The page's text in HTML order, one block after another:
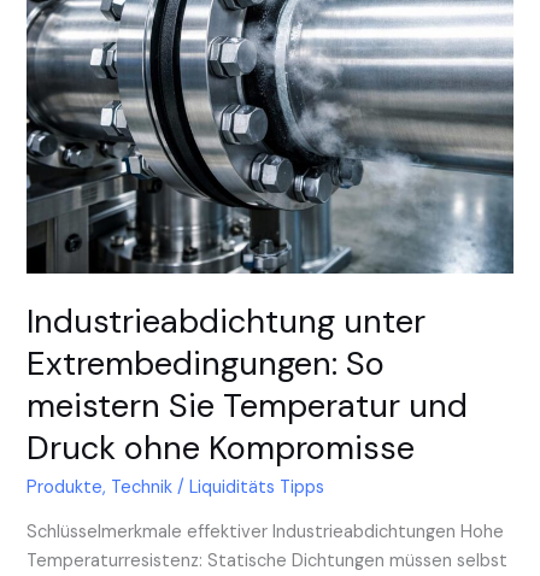
Industrieabdichtung unter
Extrembedingungen: So
meistern Sie Temperatur und
Druck ohne Kompromisse
Produkte, Technik /Liquiditäts Tipps
Schlüsselmerkmale effektiver Industrieabdichtungen Hohe
Temperaturresistenz: Statische Dichtungen müssen selbst
Druck
ohne
Kompromisse